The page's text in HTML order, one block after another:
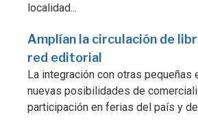
localidad...
Amplían la circulación de
red editorial
La integración con otras pequeñas
nuevas posibilidades de
participación en ferias del país y